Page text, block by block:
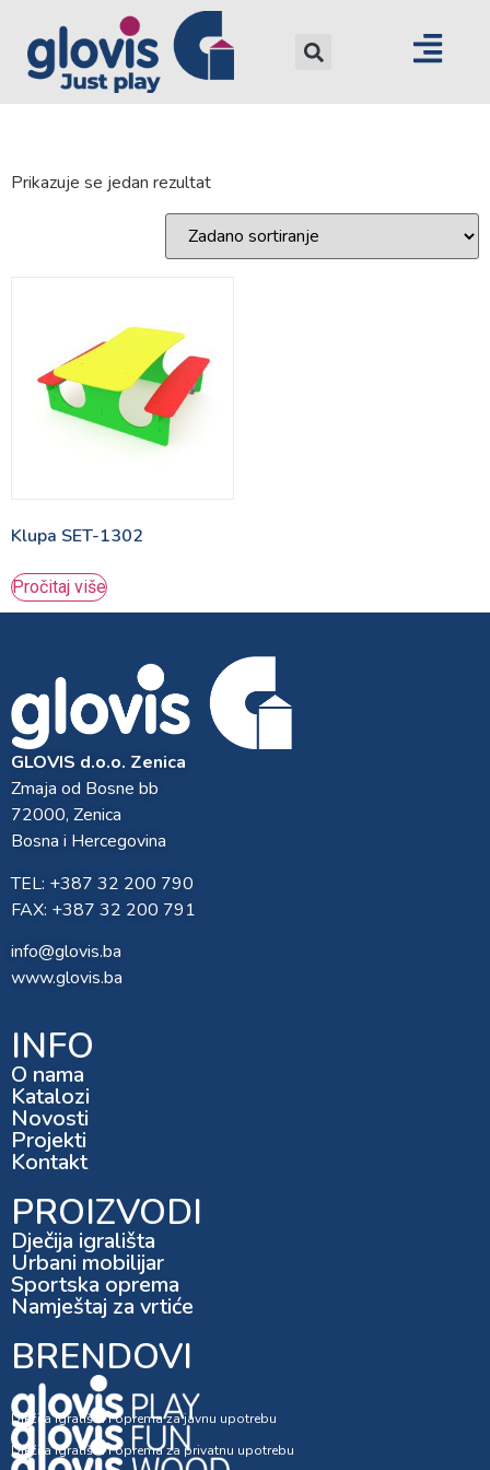
Prikazuje se jedan rezultat
Klupa SET-1302
Pročitaj više
GLOVIS d.o.o. Zenica
Zmaja od Bosne bb
72000, Zenica
Bosna i Hercegovina
TEL: +387 32 200 790
FAX: +387 32 200 791
info@glovis.ba
www.glovis.ba
INFO
O nama
Katalozi
Novosti
Projekti
Kontakt
PROIZVODI
Dječija igrališta
Urbani mobilijar
Sportska oprema
Namještaj za vrtiće
BRENDOVI
Dječija igrališta i oprema za javnu upotrebu
Dječija igrališta i oprema za privatnu upotrebu